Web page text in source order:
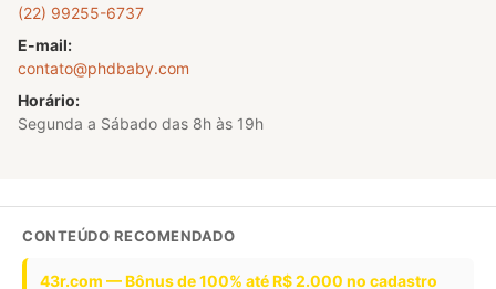
(22) 99255-6737
E-mail:
contato@phdbaby.com
Horário:
Segunda a Sábado das 8h às 19h
CONTEÚDO RECOMENDADO
43r.com — Bônus de 100% até R$ 2.000 no cadastro